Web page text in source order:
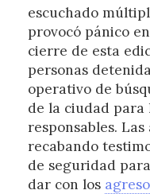
escuchado
provocó pánico
cierre de esta
personas
operativo de
de la ciudad para
responsables.
recabando
de seguridad
dar con los